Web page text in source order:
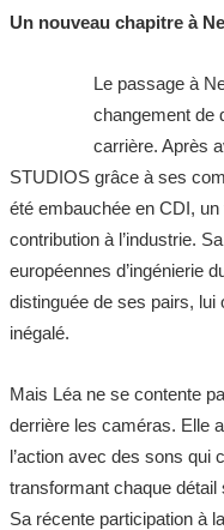
Un nouveau chapitre à
Le passage à
changement de
carrière. Après
STUDIOS grâce à ses
été embauchée en CDI,
contribution à l’industrie.
européennes d’ingénierie
distinguée de ses pairs, lui
inégalé.
Mais Léa ne se contente
derrière les caméras. Elle
l’action avec des sons qui
transformant chaque
Sa récente participation à